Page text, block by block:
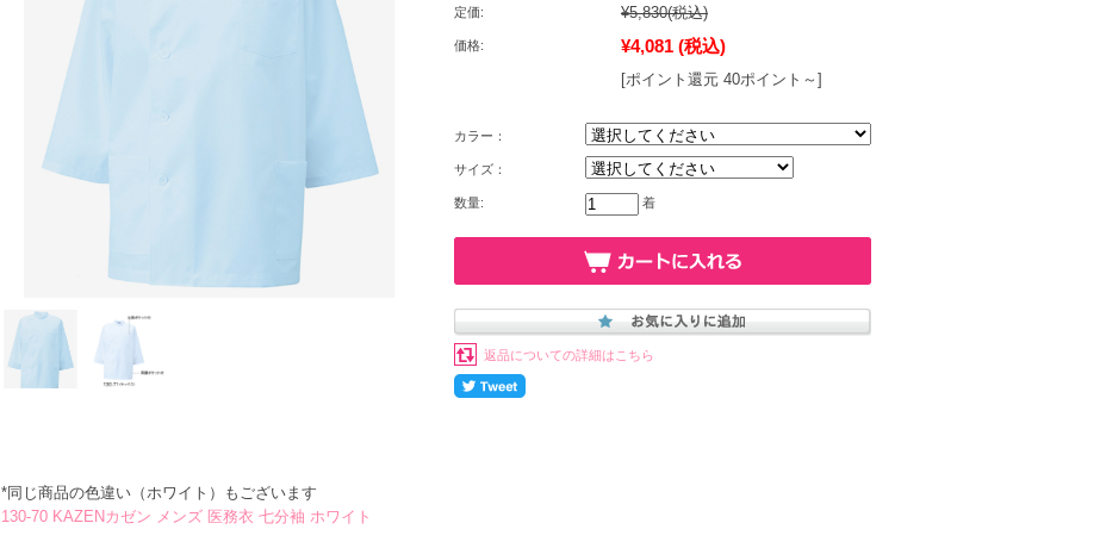
定価: ¥5,830(税込)
価格: ¥4,081 (税込)
[ポイント還元 40ポイント～]
カラー：
サイズ：
数量: 着
返品についての詳細はこちら
*同じ商品の色違い（ホワイト）もございます
130-70 KAZENカゼン メンズ 医務衣 七分袖 ホワイト